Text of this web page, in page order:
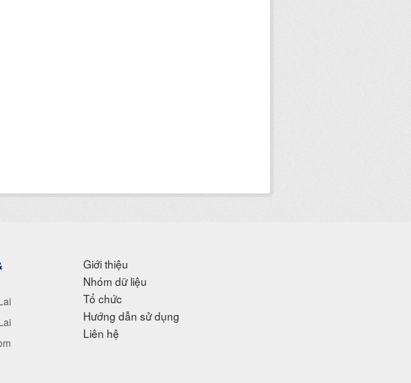
Giới thiệu
Nhóm dữ liệu
Tổ chức
Hướng dẫn sử dụng
Liên hệ